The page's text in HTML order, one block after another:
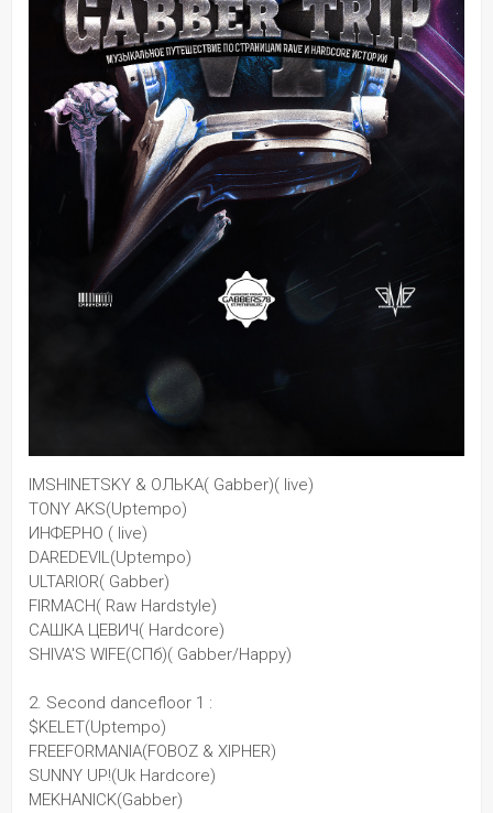
IMSHINETSKY & ОЛЬКА( Gabber)( live)
TONY AKS(Uptempo)
ИНФЕРНО ( live)
DAREDEVIL(Uptempo)
ULTARIOR( Gabber)
FIRMACH( Raw Hardstyle)
САШКА ЦЕВИЧ( Hardcore)
SHIVA'S WIFE(СПб)( Gabber/Happy)
2. Second dancefloor 1 :
$KELET(Uptempo)
FREEFORMANIA(FOBOZ & XIPHER)
SUNNY UP!(Uk Hardcore)
MEKHANICK(Gabber)